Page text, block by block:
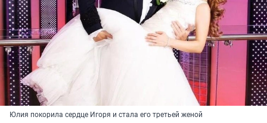
Юлия покорила сердце Игоря и стала его третьей женой